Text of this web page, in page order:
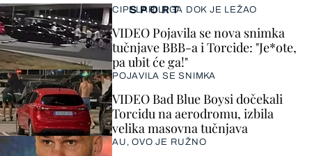
SPORT
CIPELARILI GA DOK JE LEŽAO
VIDEO Pojavila se nova snimka
tučnjave BBB-a i Torcide: "Je*ote,
pa ubit će ga!"
POJAVILA SE SNIMKA
VIDEO Bad Blue Boysi dočekali
Torcidu na aerodromu, izbila
velika masovna tučnjava
AU, OVO JE RUŽNO